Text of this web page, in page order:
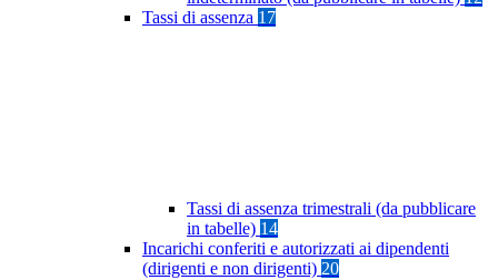
Tassi di assenza 17
Tassi di assenza trimestrali (da pubblicare
in tabelle) 14
Incarichi conferiti e autorizzati ai dipendenti
(dirigenti e non dirigenti) 20